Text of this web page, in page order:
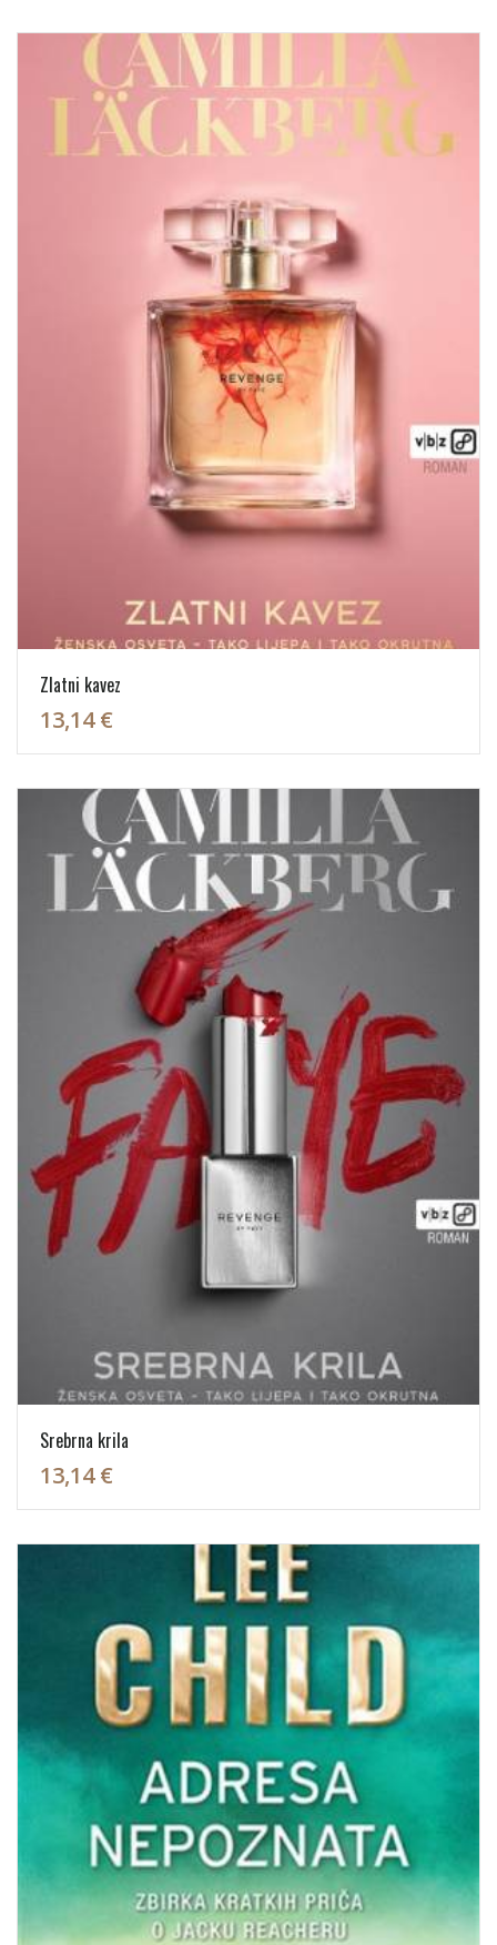
Zlatni kavez
13,14 €
Srebrna krila
13,14 €